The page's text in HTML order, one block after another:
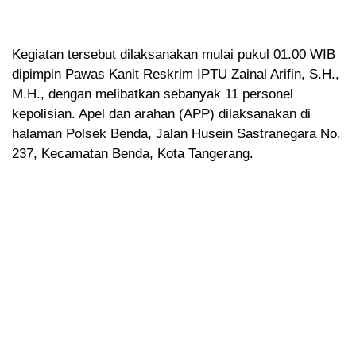
Kegiatan tersebut dilaksanakan mulai pukul 01.00 WIB
dipimpin Pawas Kanit Reskrim IPTU Zainal Arifin, S.H.,
M.H., dengan melibatkan sebanyak 11 personel
kepolisian. Apel dan arahan (APP) dilaksanakan di
halaman Polsek Benda, Jalan Husein Sastranegara No.
237, Kecamatan Benda, Kota Tangerang.